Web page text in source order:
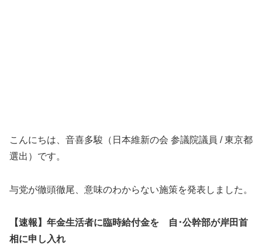
こんにちは、音喜多駿（日本維新の会 参議院議員 / 東京都
選出）です。
与党が徹頭徹尾、意味のわからない施策を発表しました。
【速報】年金生活者に臨時給付金を 自･公幹部が岸田首
相に申し入れ